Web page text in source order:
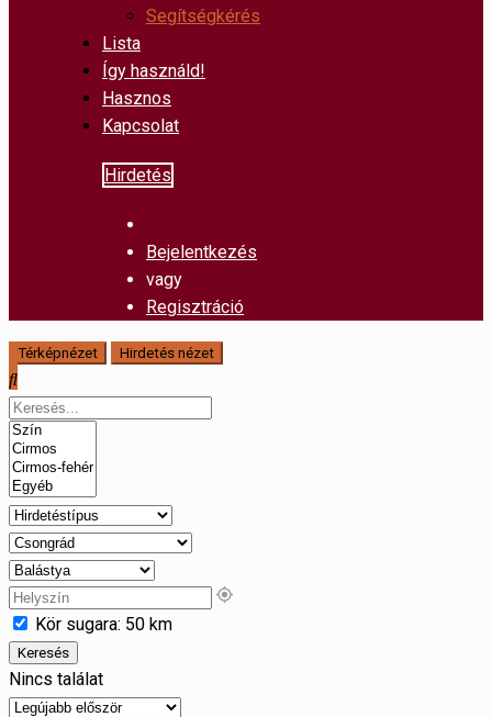
Segítségkérés
Lista
Így használd!
Hasznos
Kapcsolat
Hirdetés
Bejelentkezés
vagy
Regisztráció
Térképnézet Hirdetés nézet
Kör sugara: 50 km
Keresés
Nincs találat